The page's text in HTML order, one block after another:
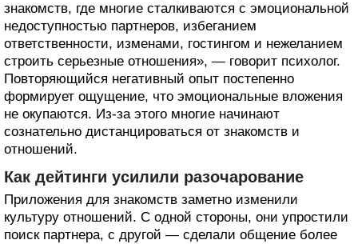
знакомств, где многие сталкиваются с эмоциональной
недоступностью партнеров, избеганием
ответственности, изменами, гостингом и нежеланием
строить серьезные отношения», — говорит психолог.
Повторяющийся негативный опыт постепенно
формирует ощущение, что эмоциональные вложения
не окупаются. Из-за этого многие начинают
сознательно дистанцироваться от знакомств и
отношений.
Как дейтинги усилили разочарование
Приложения для знакомств заметно изменили
культуру отношений. С одной стороны, они упростили
поиск партнера, с другой — сделали общение более